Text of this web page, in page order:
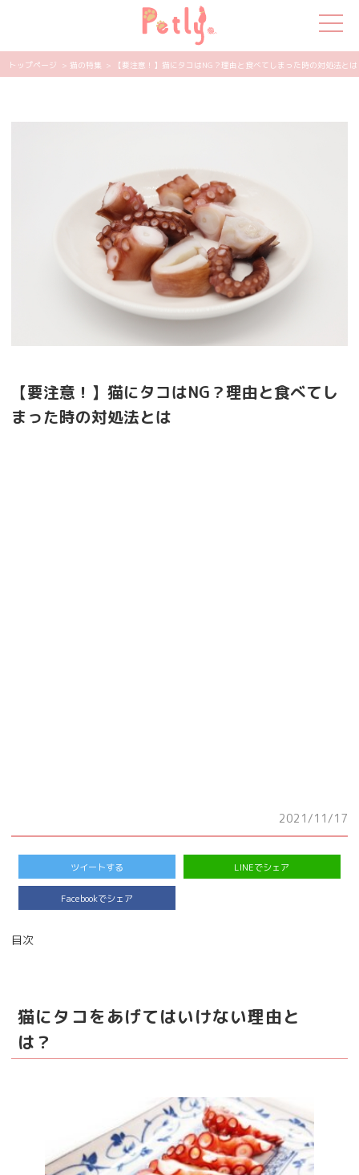
ペット用品
飼い主さんの悩み
ペットの気持ち
知って得する
エンタメ
トップページ > 猫の特集 > 【要注意！】猫にタコはNG？理由と食べてしまった時の対処法とは
【要注意！】猫にタコはNG？理由と食べてし
まった時の対処法とは
2021/11/17
ツイートする LINEでシェア
Facebookでシェア
目次
猫にタコをあげてはいけない理由と
は？